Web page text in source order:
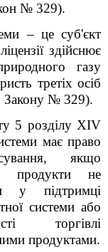
№ 329).
– це суб'єкт
здійснює
газу
третіх осіб
Закону № 329).
5 розділу XIV
має право
якщо
продукти не
у підтримці
системи або
торгівлі
продуктами.